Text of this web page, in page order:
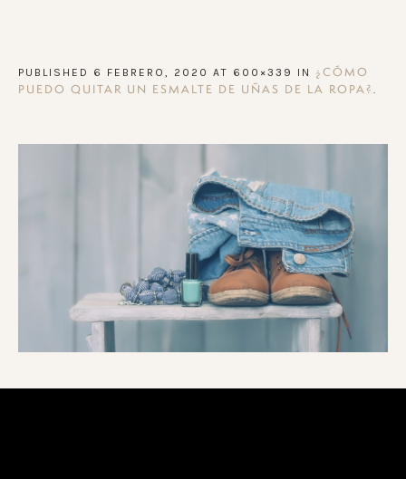
PUBLISHED 6 FEBRERO, 2020 AT 600×339 IN
¿CÓMO
PUEDO QUITAR UN ESMALTE DE UÑAS DE LA ROPA? .